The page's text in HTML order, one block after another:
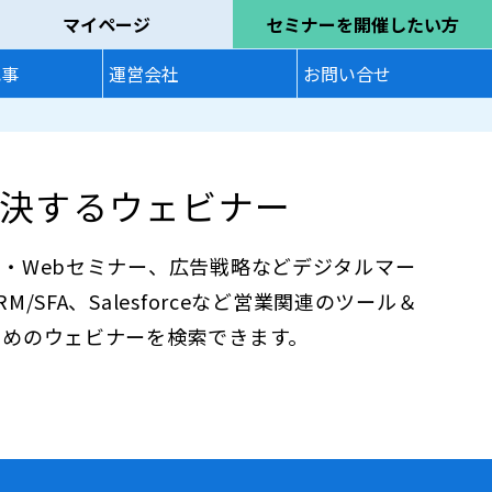
マイページ
セミナーを開催したい方
運営会社 お問い合せ
するウェビナー
Webセミナー、広告戦略などデジタルマー
SFA、Salesforceなど営業関連のツール＆
のウェビナーを検索できます。